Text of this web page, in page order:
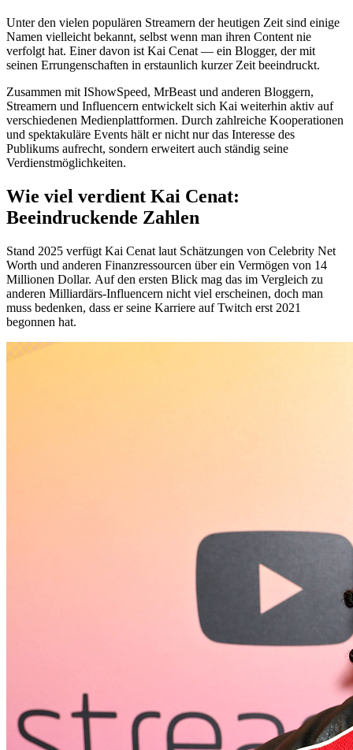
Unter den vielen populären Streamern der heutigen Zeit sind einige
Namen vielleicht bekannt, selbst wenn man ihren Content nie
verfolgt hat. Einer davon ist Kai Cenat — ein Blogger, der mit
seinen Errungenschaften in erstaunlich kurzer Zeit beeindruckt.
Zusammen mit IShowSpeed, MrBeast und anderen Bloggern,
Streamern und Influencern entwickelt sich Kai weiterhin aktiv auf
verschiedenen Medienplattformen. Durch zahlreiche Kooperationen
und spektakuläre Events hält er nicht nur das Interesse des
Publikums aufrecht, sondern erweitert auch ständig seine
Verdienstmöglichkeiten.
Wie viel verdient Kai Cenat:
Beeindruckende Zahlen
Stand 2025 verfügt Kai Cenat laut Schätzungen von Celebrity Net
Worth und anderen Finanzressourcen über ein Vermögen von 14
Millionen Dollar. Auf den ersten Blick mag das im Vergleich zu
anderen Milliardärs-Influencern nicht viel erscheinen, doch man
muss bedenken, dass er seine Karriere auf Twitch erst 2021
begonnen hat.